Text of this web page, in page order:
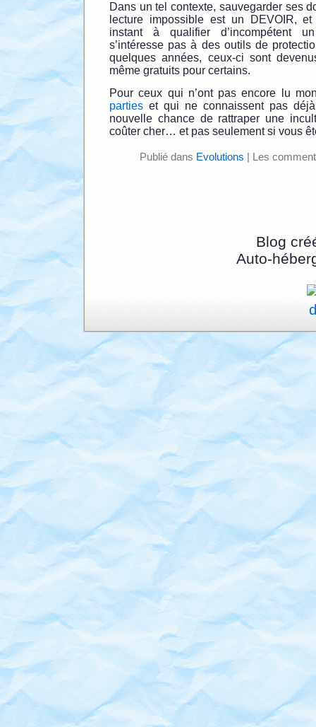
Dans un tel contexte, sauvegarder ses
lecture impossible est un DEVOIR,
instant à qualifier d’incompétent
s’intéresse pas à des outils de
quelques années, ceux-ci sont
même gratuits pour certains.
Pour ceux qui n’ont pas encore lu
parties et qui ne connaissent pas
nouvelle chance de rattraper une
coûter cher… et pas seulement si vous
Publié dans Evolutions Les
Blog
Auto-